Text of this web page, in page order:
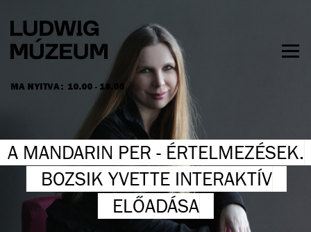
tartalomra
MA NYITVA: 10.00 - 18.00
NYITVATARTÁS ÉS JEGYÁRAK
A MANDARIN PER - ÉRTELMEZÉSEK.
BOZSIK YVETTE INTERAKTÍV
ELŐADÁSA